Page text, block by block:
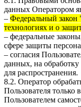
данных Оператором
– Федеральный
технологиях и о
– федеральные
сфере защиты
– согласия
данных, на
для распространения.
8.2. Оператор
Пользователя только
Пользователем